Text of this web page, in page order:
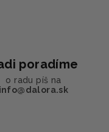
poradíme
o radu píš na
info@dalora.sk